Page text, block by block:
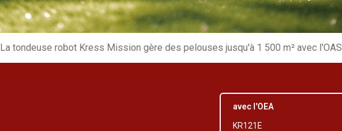
La tondeuse robot Kress Mission gère des pelouses jusqu'à 1 500 m² avec l'OAS
avec l'OEA
KR121E